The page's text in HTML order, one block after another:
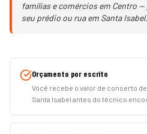
famílias e comércios em Centro
seu prédio ou rua em Santa Isabel.
Orçamento por escrito
Você recebe o valor de conserto
Santa Isabel antes do técnico